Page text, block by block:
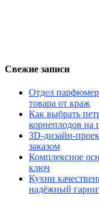
Свежие записи
Отдел
товара от краж
Как выбрать
корнеплодов на
3D-дизайн-
заказом
Комплексное
ключ
Кухни
надёжный